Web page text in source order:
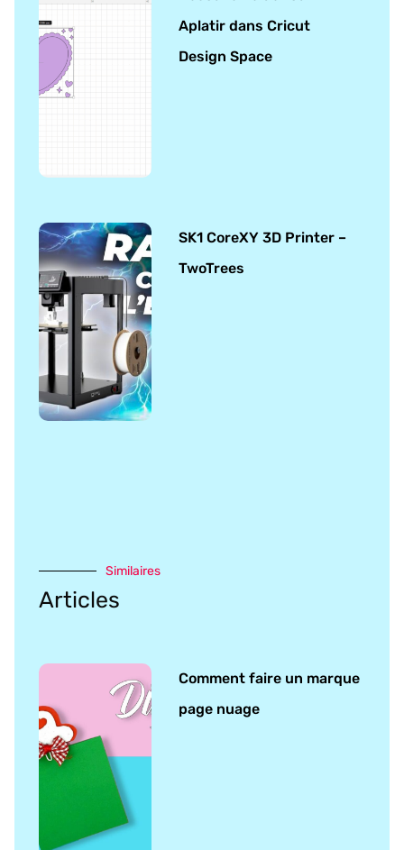
Aplatir dans Cricut
Design Space
SK1 CoreXY 3D Printer –
TwoTrees
Similaires
Articles
Comment faire un marque
page nuage